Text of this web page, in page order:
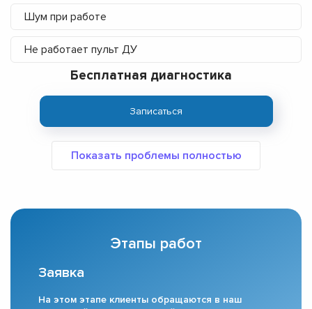
Шум при работе
Не работает пульт ДУ
Бесплатная диагностика
Записаться
Этапы работ
Заявка
На этом этапе клиенты обращаются в наш